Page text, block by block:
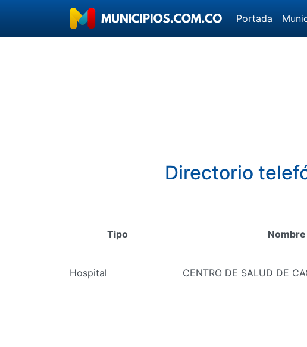
Portada
Directorio
Tipo Nombre
Hospital CENTRO DE SALUD DE